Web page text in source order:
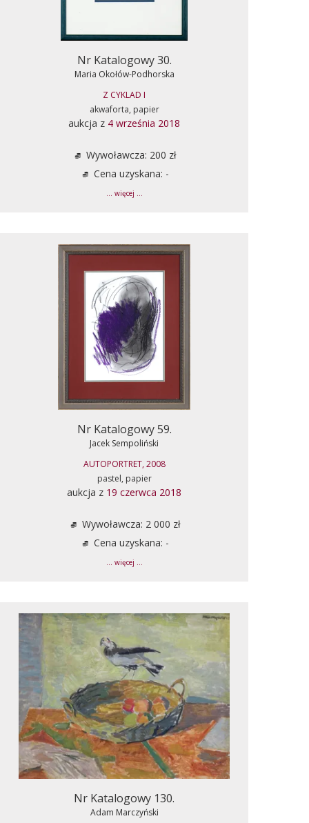
Nr Katalogowy 30.
Maria Okołów-Podhorska
Z CYKLAD I
akwaforta, papier
aukcja z 4 września 2018
Wywoławcza: 200 zł
Cena uzyskana: -
... więcej ...
Nr Katalogowy 59.
Jacek Sempoliński
AUTOPORTRET, 2008
pastel, papier
aukcja z 19 czerwca 2018
Wywoławcza: 2 000 zł
Cena uzyskana: -
... więcej ...
Nr Katalogowy 130.
Adam Marczyński